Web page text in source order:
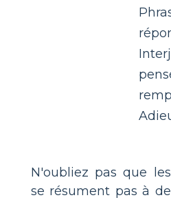
N'oubliez pas que
se résument pas à